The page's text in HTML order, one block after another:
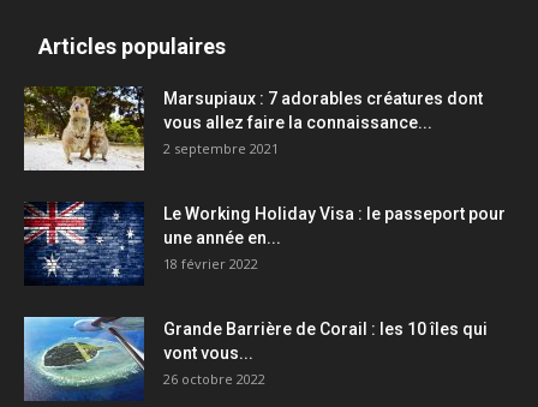
Articles populaires
Marsupiaux : 7 adorables créatures dont
vous allez faire la connaissance...
2 septembre 2021
Le Working Holiday Visa : le passeport pour
une année en...
18 février 2022
Grande Barrière de Corail : les 10 îles qui
vont vous...
26 octobre 2022